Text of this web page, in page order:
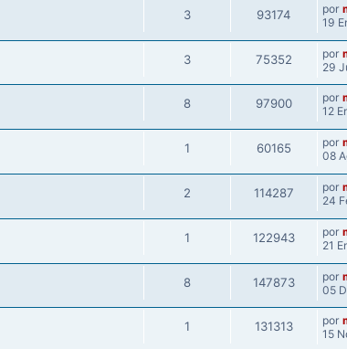
3 93174 por
19
3 75352 por
29
8 97900 por
12
1 60165 por
08
2 114287 por
24
1 122943 por
21
8 147873 por
05
1 131313 por
15